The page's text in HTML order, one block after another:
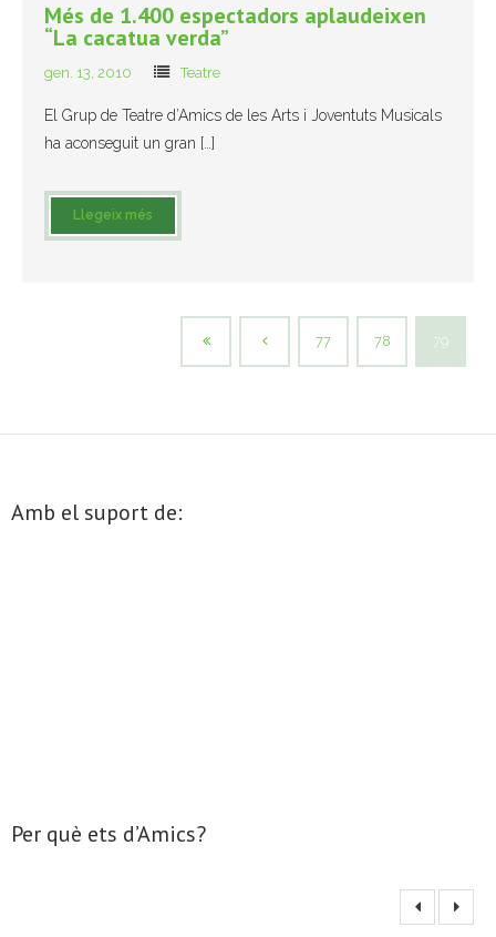
Més de 1.400 espectadors aplaudeixen
“La cacatua verda”
gen. 13, 2010 Teatre
El Grup de Teatre d’Amics de les Arts i Joventuts Musicals
ha aconseguit un gran […]
Llegeix més
77 78 79
Amb el suport de:
Per què ets d’Amics?